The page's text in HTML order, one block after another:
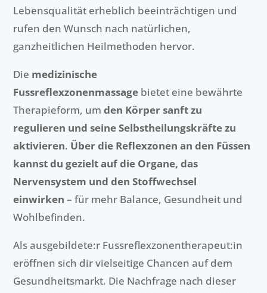
Lebensqualität erheblich beeinträchtigen und
rufen den Wunsch nach natürlichen,
ganzheitlichen Heilmethoden hervor.
Die medizinische
Fussreflexzonenmassage bietet eine bewährte
Therapieform, umden Körper sanft zu
regulieren und seine Selbstheilungskräfte zu
aktivieren. Über die Reflexzonen an den Füssen
kannst du gezielt auf die Organe, das
Nervensystem und den Stoffwechsel
einwirken – für mehr Balance, Gesundheit und
Wohlbefinden.
Als ausgebildete:r Fussreflexzonentherapeut:in
eröffnen sich dir vielseitige Chancen auf dem
Gesundheitsmarkt. Die Nachfrage nach dieser